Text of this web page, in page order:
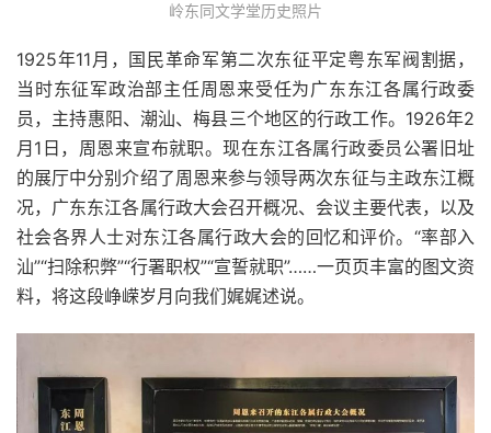
岭东同文学堂历史照片
1925年11月，国民革命军第二次东征平定粤东军阀割据，
当时东征军政治部主任周恩来受任为广东东江各属行政委
员，主持惠阳、潮汕、梅县三个地区的行政工作。1926年2
月1日，周恩来宣布就职。现在东江各属行政委员公署旧址
的展厅中分别介绍了周恩来参与领导两次东征与主政东江概
况，广东东江各属行政大会召开概况、会议主要代表，以及
社会各界人士对东江各属行政大会的回忆和评价。“率部入
汕”“扫除积弊”“行署职权”“宣誓就职”……一页页丰富的图文资
料，将这段峥嵘岁月向我们娓娓述说。